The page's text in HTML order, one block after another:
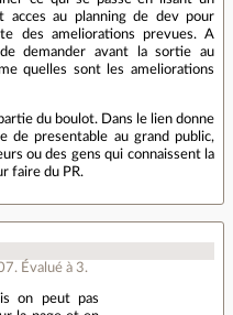
acces au planning de dev pour
des ameliorations prevues. A
demander avant la sortie au
quelles sont les ameliorations
du boulot. Dans le lien donne
de presentable au grand public,
ou des gens qui connaissent la
faire du PR.
. Évalué à 3.
on peut pas